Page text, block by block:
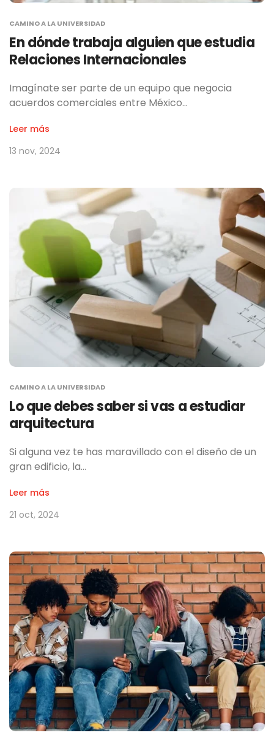
CAMINO A LA UNIVERSIDAD
En dónde trabaja alguien que estudia
Relaciones Internacionales
Imagínate ser parte de un equipo que negocia
acuerdos comerciales entre México…
Leer más
13 nov, 2024
CAMINO A LA UNIVERSIDAD
Lo que debes saber si vas a estudiar
arquitectura
Si alguna vez te has maravillado con el diseño de un
gran edificio, la…
Leer más
21 oct, 2024